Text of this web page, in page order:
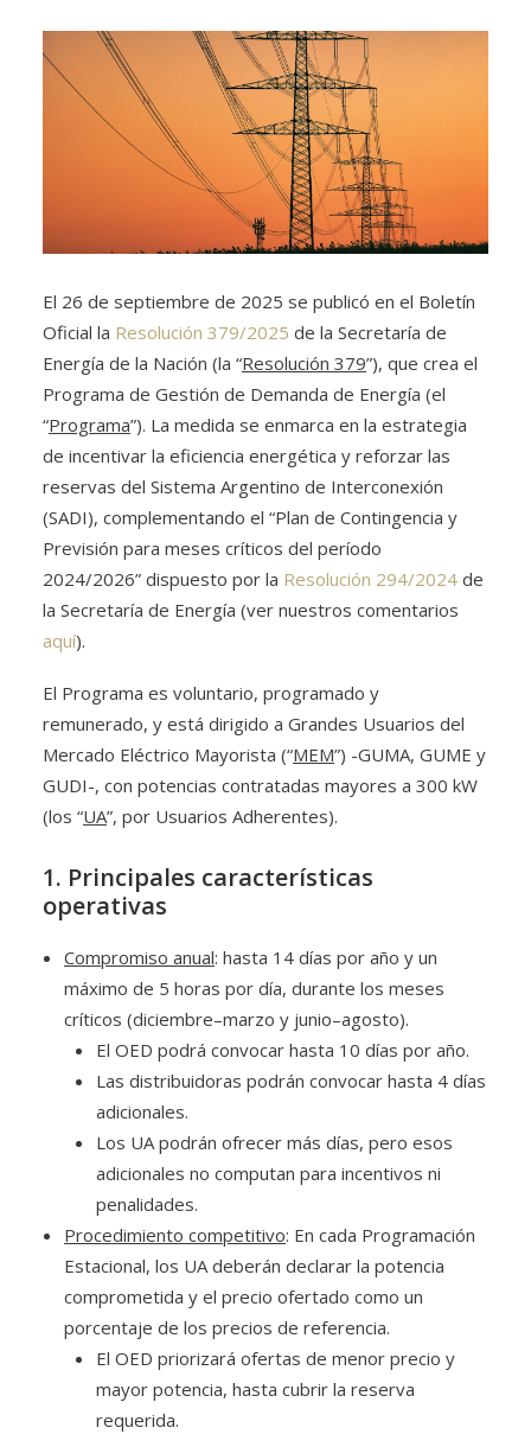
El 26 de septiembre de 2025 se publicó en el Boletín
Oficial la Resolución 379/2025 de la Secretaría de
Energía de la Nación (la “Resolución 379”), que crea el
Programa de Gestión de Demanda de Energía (el
“Programa”). La medida se enmarca en la estrategia
de incentivar la eficiencia energética y reforzar las
reservas del Sistema Argentino de Interconexión
(SADI), complementando el “Plan de Contingencia y
Previsión para meses críticos del período
2024/2026” dispuesto por la Resolución 294/2024 de
la Secretaría de Energía (ver nuestros comentarios
aquí).
El Programa es voluntario, programado y
remunerado, y está dirigido a Grandes Usuarios del
Mercado Eléctrico Mayorista (“MEM”) -GUMA, GUME y
GUDI-, con potencias contratadas mayores a 300 kW
(los “UA”, por Usuarios Adherentes).
1. Principales características
operativas
Compromiso anual: hasta 14 días por año y un
máximo de 5 horas por día, durante los meses
críticos (diciembre–marzo y junio–agosto).
El OED podrá convocar hasta 10 días por año.
Las distribuidoras podrán convocar hasta 4 días
adicionales.
Los UA podrán ofrecer más días, pero esos
adicionales no computan para incentivos ni
penalidades.
Procedimiento competitivo: En cada Programación
Estacional, los UA deberán declarar la potencia
comprometida y el precio ofertado como un
porcentaje de los precios de referencia.
El OED priorizará ofertas de menor precio y
mayor potencia, hasta cubrir la reserva
requerida.